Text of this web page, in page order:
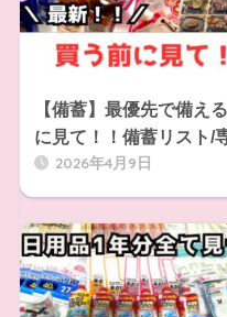
【備蓄】最優先で備え
に見て！！備蓄リスト/
2026年4月9日